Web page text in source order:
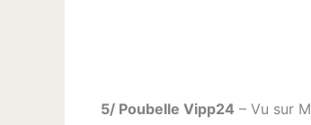
5/ Poubelle Vipp24 – Vu sur